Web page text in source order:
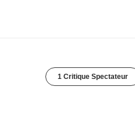
1 Critique Spectateur